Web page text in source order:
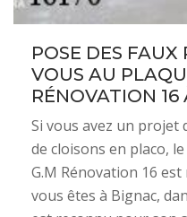
POSE DES
VOUS AU
RÉNOVATION 16
Si vous avez un projet
de cloisons en placo,
G.M Rénovation 16
vous êtes à Bignac,